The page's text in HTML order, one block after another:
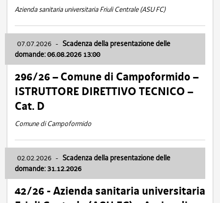
Azienda sanitaria universitaria Friuli Centrale (ASU FC)
07.07.2026 - Scadenza della presentazione delle
domande: 06.08.2026 13:00
296/26 – Comune di Campoformido –
ISTRUTTORE DIRETTIVO TECNICO –
Cat. D
Comune di Campoformido
02.02.2026 - Scadenza della presentazione delle
domande: 31.12.2026
42/26 - Azienda sanitaria universitaria